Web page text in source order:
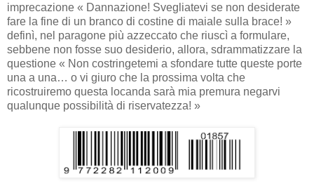
imprecazione « Dannazione! Svegliatevi se non desiderate
fare la fine di un branco di costine di maiale sulla brace! »
definì, nel paragone più azzeccato che riuscì a formulare,
sebbene non fosse suo desiderio, allora, sdrammatizzare la
questione « Non costringetemi a sfondare tutte queste porte
una a una… o vi giuro che la prossima volta che
ricostruiremo questa locanda sarà mia premura negarvi
qualunque possibilità di riservatezza! »